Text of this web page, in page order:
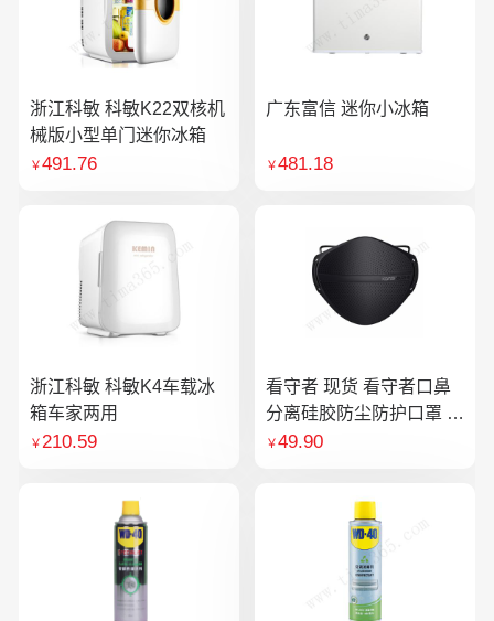
浙江科敏 科敏K22双核机
械版小型单门迷你冰箱
￥491.76
广东富信 迷你小冰箱
￥481.18
浙江科敏 科敏K4车载冰
箱车家两用
￥210.59
看守者 现货 看守者口鼻
分离硅胶防尘防护口罩 1
个口罩含10片滤芯
￥49.90